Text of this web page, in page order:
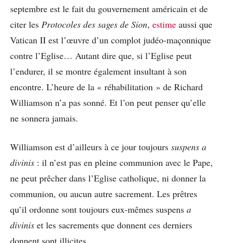
septembre est le fait du gouvernement américain et de
citer les Protocoles des sages de Sion, estime aussi que
Vatican II est l’œuvre d’un complot judéo-maçonnique
contre l’Eglise… Autant dire que, si l’Eglise peut
l’endurer, il se montre également insultant à son
encontre. L’heure de la « réhabilitation » de Richard
Williamson n’a pas sonné. Et l’on peut penser qu’elle
ne sonnera jamais.
Williamson est d’ailleurs à ce jour toujours suspens a
divinis : il n’est pas en pleine communion avec le Pape,
ne peut prêcher dans l’Eglise catholique, ni donner la
communion, ou aucun autre sacrement. Les prêtres
qu’il ordonne sont toujours eux-mêmes suspens a
divinis et les sacrements que donnent ces derniers